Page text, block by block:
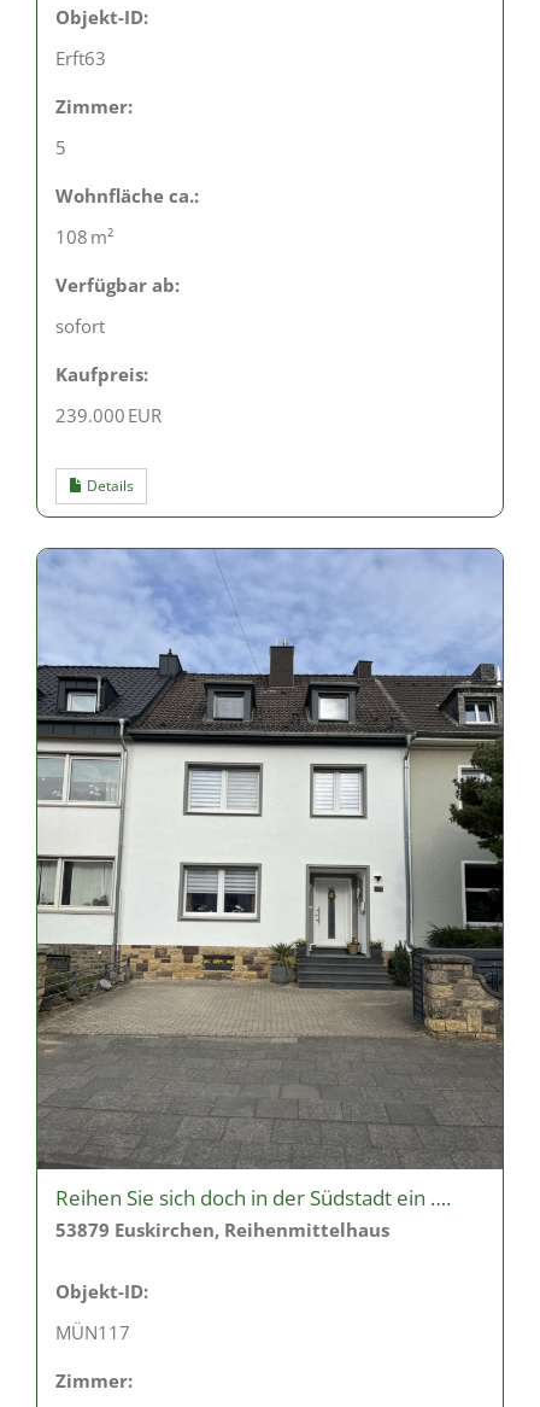
Objekt-ID:
Erft63
Zimmer:
5
Wohnfläche ca.:
108 m²
Verfügbar ab:
sofort
Kaufpreis:
239.000 EUR
Details
Reihen Sie sich doch in der Südstadt ein ….
53879 Euskirchen, Reihenmittelhaus
Objekt-ID:
MÜN117
Zimmer: